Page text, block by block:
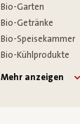
Bio-Garten
Bio-Getränke
Bio-Speisekammer
Bio-Kühlprodukte
Mehr anzeigen